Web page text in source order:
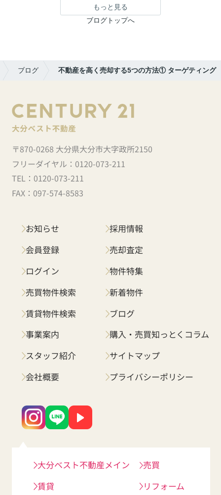
もっと見る
ブログトップへ
ブログ 不動産を高く売却する5つの方法① ターゲティング
〒870-0268 大分県大分市大字政所2150
フリーダイヤル： 0120-073-211
TEL： 0120-073-211
FAX： 097-574-8583
お知らせ
会員登録
ログイン
売買物件検索
賃貸物件検索
事業案内
スタッフ紹介
会社概要
採用情報
売却査定
物件特集
新着物件
ブログ
購入・売買知っとくコラム
サイトマップ
プライバシーポリシー
大分ベスト不動産メイン
賃貸
売買
リフォーム